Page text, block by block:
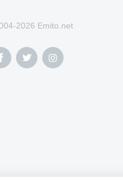
2026 Emito.net